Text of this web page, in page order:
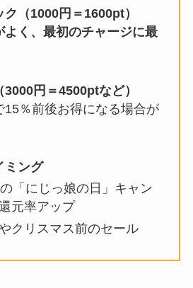
（1000円＝1600pt）
よく、最初のチャージに最
円＝4500ptなど）
15％前後お得になる場合が
ミング
「にじっ娘の日」キャン
元率アップ
クリスマス前のセール